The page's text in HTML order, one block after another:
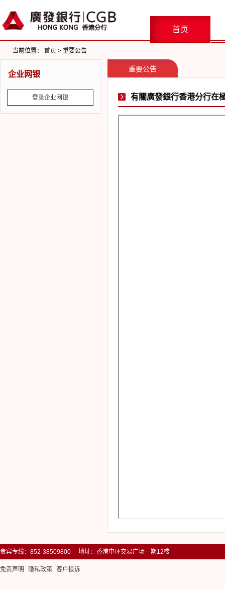
首页
当前位置： 首页 > 重要公告
企业网银
登录企业网银
重要公告
有關廣發銀行香港分行在
贵宾专线：852-38509800 地址：香港中环交易广场一期12楼
免责声明 隐私政策 客户投诉